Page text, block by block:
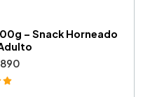
– Snack Horneado